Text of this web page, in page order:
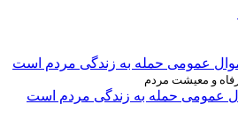
و معیشت مردم
عمومی حمله به زندگی مردم است